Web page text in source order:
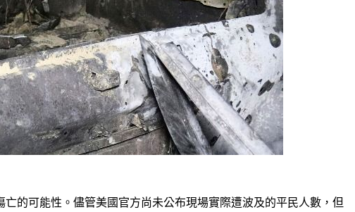
的可能性。儘管美國官方尚未公布現場實際遭波及的平民人數，但